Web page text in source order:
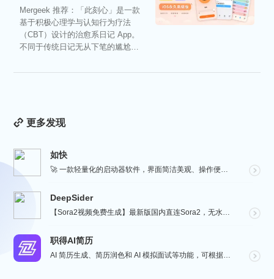
Mergeek 推荐：「此刻心」是一款
基于积极心理学与认知行为疗法
（CBT）设计的治愈系日记 App。
不同于传统日记无从下笔的尴尬，
更多发现
如快
DeepSider
职得AI简历